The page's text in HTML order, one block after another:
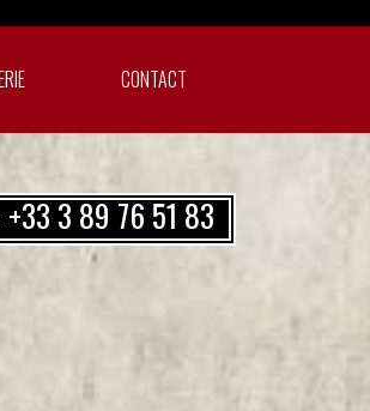
CONTACT
3 89 76 51 83